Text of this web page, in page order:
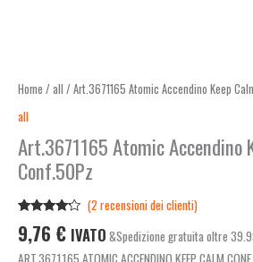
Home / all / Art.3671165 Atomic Accendino Keep
all
Art.3671165 Atomic Accendino
Conf.50Pz
4.00 su
5 su
base di
(2 recensioni dei clienti)
9,76 € IVATO &Spedizione gratuita oltre
ART.3671165 ATOMIC ACCENDINO KEEP CALM